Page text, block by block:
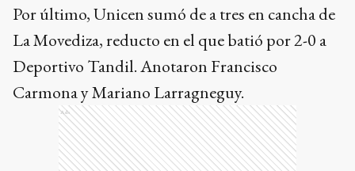
Por último, Unicen sumó de a tres en cancha de
La Movediza, reducto en el que batió por 2-0 a
Deportivo Tandil. Anotaron Francisco
Carmona y Mariano Larragneguy.
Ads